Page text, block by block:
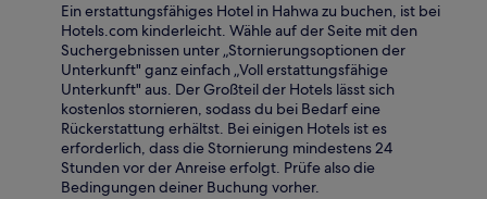
Ein erstattungsfähiges Hotel in Hahwa zu buchen, ist bei
Hotels.com kinderleicht. Wähle auf der Seite mit den
Suchergebnissen unter „Stornierungsoptionen der
Unterkunft" ganz einfach „Voll erstattungsfähige
Unterkunft" aus. Der Großteil der Hotels lässt sich
kostenlos stornieren, sodass du bei Bedarf eine
Rückerstattung erhältst. Bei einigen Hotels ist es
erforderlich, dass die Stornierung mindestens 24
Stunden vor der Anreise erfolgt. Prüfe also die
Bedingungen deiner Buchung vorher.